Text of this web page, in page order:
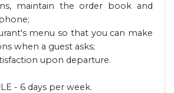
maintain the order book and
menu so that you can make
when a guest asks;
upon departure.
- 6 days per week.